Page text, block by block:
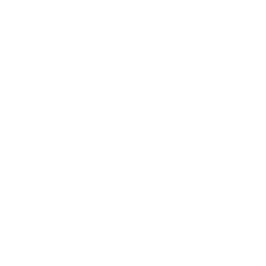
și un mediu sănătos, datorită materialului său avansat care